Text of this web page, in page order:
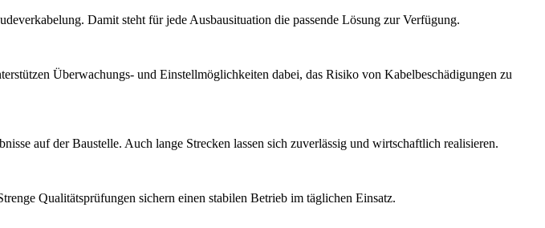
Damit steht für jede Ausbausituation die passende Lösung zur Verfügung.
Überwachungs- und Einstellmöglichkeiten dabei, das Risiko von Kabelbeschädigungen zu
auf der Baustelle. Auch lange Strecken lassen sich zuverlässig und wirtschaftlich realisieren.
Qualitätsprüfungen sichern einen stabilen Betrieb im täglichen Einsatz.